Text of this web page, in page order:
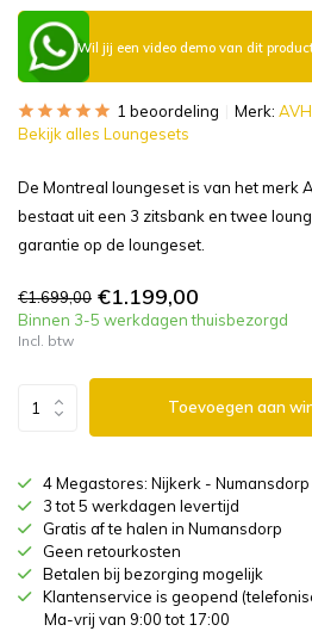
Wil jij een video demo van dit
1 beoordeling Merk:
Bekijk alles Loungesets
De Montreal loungeset is van het merk
bestaat uit een 3 zitsbank en twee
garantie op de loungeset.
€1.699,00 €1.199,00
Binnen 3-5 werkdagen thuisbezorgd
Incl. btw
Toevoegen aan
4 Megastores: Nijkerk -
3 tot 5 werkdagen levertijd
Gratis af te halen in Numansdorp
Geen retourkosten
Betalen bij bezorging mogelijk
Klantenservice is geopend
Ma-vrij van 9:00 tot 17:00